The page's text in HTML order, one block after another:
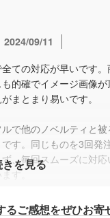
2024/09/11
ての対応が早いです。
的確でイメージ画像が
まとまり易いです。
で他のノベルティと被
す。同じものを3回発
、毎回スムーズに対応
す。
メント
きを見る
るご感想をぜひお寄